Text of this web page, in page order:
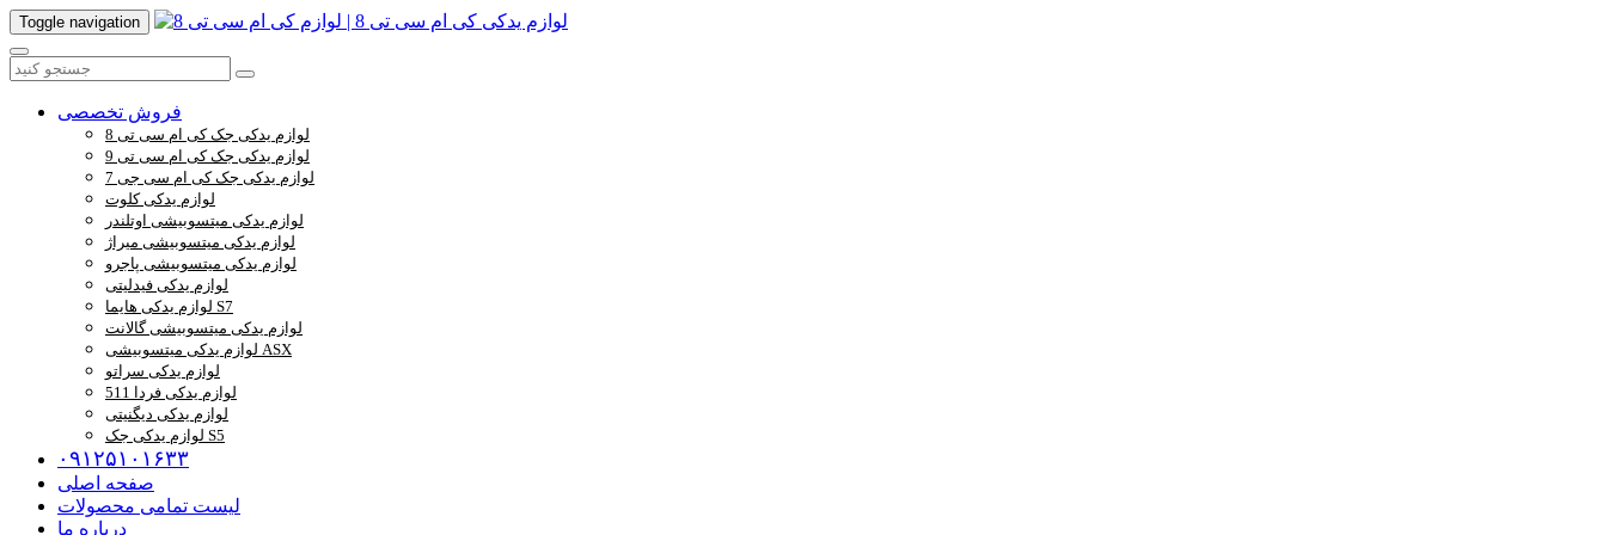
Toggle navigation
فروش تخصصی
لوازم یدکی جک کی ام سی تی 8
لوازم یدکی جک کی ام سی تی 9
لوازم یدکی جک کی ام سی جی 7
لوازم یدکی کلوت
لوازم یدکی میتسوبیشی اوتلندر
لوازم یدکی میتسوبیشی میراژ
لوازم یدکی میتسوبیشی پاجرو
لوازم یدکی فیدلیتی
لوازم یدکی هایما S7
لوازم یدکی میتسوبیشی گالانت
لوازم یدکی میتسوبیشی ASX
لوازم یدکی سراتو
لوازم یدکی فردا 511
لوازم یدکی دیگنیتی
لوازم یدکی جک S5
۰۹۱۲۵۱۰۱۶۳۳
صفحه اصلی
لیست تمامی محصولات
درباره ما